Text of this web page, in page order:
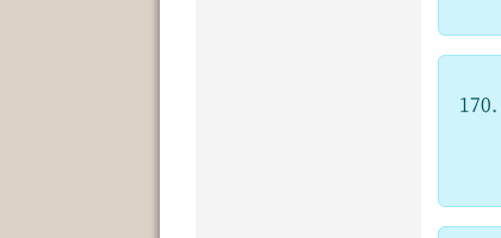
170.